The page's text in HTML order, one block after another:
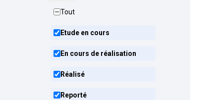
Tout
Etude en cours
En cours de réalisation
Réalisé
Reporté